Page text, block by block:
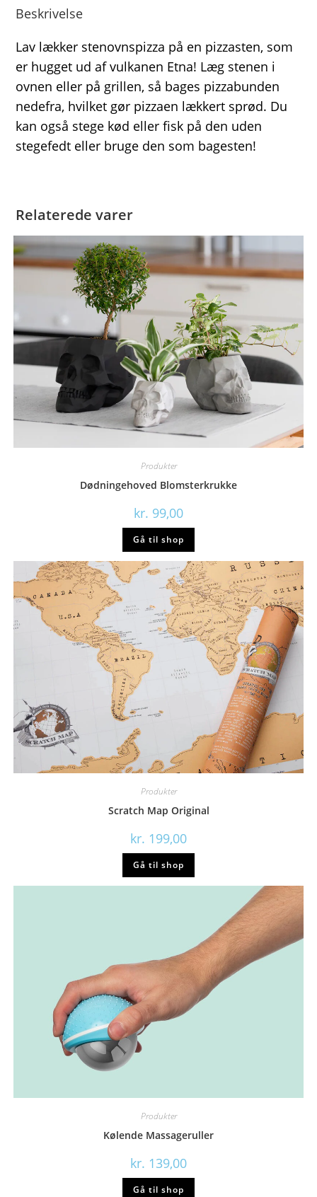
Beskrivelse
Lav lækker stenovnspizza på en pizzasten, som
er hugget ud af vulkanen Etna! Læg stenen i
ovnen eller på grillen, så bages pizzabunden
nedefra, hvilket gør pizzaen lækkert sprød. Du
kan også stege kød eller fisk på den uden
stegefedt eller bruge den som bagesten!
Relaterede varer
Produkter
Dødningehoved Blomsterkrukke
kr. 99,00
Gå til shop
Produkter
Scratch Map Original
kr. 199,00
Gå til shop
Produkter
Kølende Massageruller
kr. 139,00
Gå til shop